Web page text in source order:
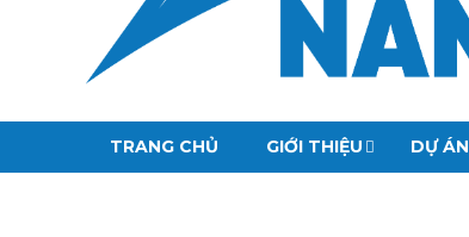
TRANG CHỦ GIỚI THIỆU DỰ ÁN